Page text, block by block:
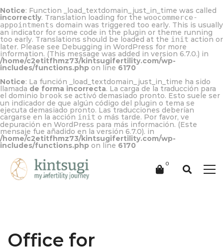
Notice: Function _load_textdomain_just_in_time was called
incorrectly. Translation loading for the woocommerce-
appointments domain was triggered too early. This is usually
an indicator for some code in the plugin or theme running
too early. Translations should be loaded at the init action or
later. Please see Debugging in WordPress for more
information. (This message was added in version 6.7.0.) in
/home/c2etitfhmz73/kintsugifertility.com/wp-
includes/functions.php on line 6170
Notice: La función _load_textdomain_just_in_time ha sido
llamada de forma incorrecta. La carga de la traducción para
el dominio brook se activó demasiado pronto. Esto suele ser
un indicador de que algún código del plugin o tema se
ejecuta demasiado pronto. Las traducciones deberían
cargarse en la acción init o más tarde. Por favor, ve
depuración en WordPress para más información. (Este
mensaje fue añadido en la versión 6.7.0). in
/home/c2etitfhmz73/kintsugifertility.com/wp-
includes/functions.php on line 6170
Office for